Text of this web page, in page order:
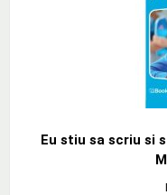
Eu stiu sa scriu si